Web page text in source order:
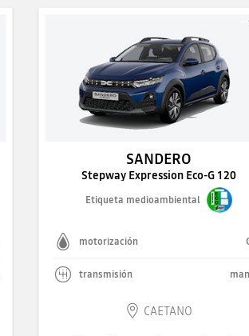
SANDERO
Stepway Expression Eco-G 120
Etiqueta medioambiental
motorización
transmisión
CAETANO